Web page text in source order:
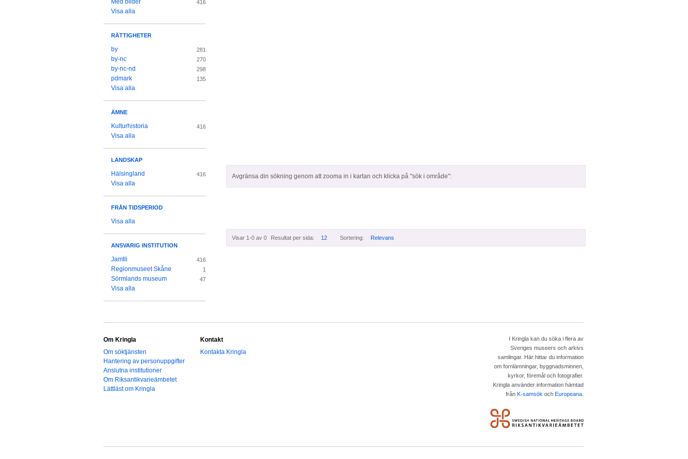
Avgränsa din sökning genom att zooma in i kartan och klicka på "sök i område":
Visar 1-0 av 0 Resultat per sida: 12 Sortering: Relevans
Med bilder 416
Visa alla
RÄTTIGHETER
by 281
by-nc 270
by-nc-nd 298
pdmark 135
Visa alla
ÄMNE
Kulturhistoria 416
Visa alla
LANDSKAP
Hälsingland 416
Visa alla
FRÅN TIDSPERIOD
Visa alla
ANSVARIG INSTITUTION
Jamtli 416
Regionmuseet Skåne 1
Sörmlands museum 47
Visa alla
Om Kringla
Om söktjänsten
Hantering av personuppgifter
Anslutna institutioner
Om Riksantikvarieämbetet
Lättläst om Kringla
Kontakt
Kontakta Kringla
I Kringla kan du söka i flera av
Sveriges museers och arkivs
samlingar. Här hittar du information
om fornlämningar, byggnadsminnen,
kyrkor, föremål och fotografier.
Kringla använder information hämtad
från K-samsök och Europeana